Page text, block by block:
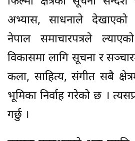
अभ्यास, साधनाले देखाएको
नेपाल समाचारपत्रले
विकासमा लागि सूचना र
कला, साहित्य, संगीत सबै
भूमिका निर्वाह गरेको छ ।
गर्छु ।